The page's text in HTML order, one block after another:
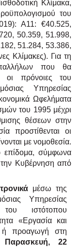
Κλίμακα,
του
Α11: €40.525,
50.359, 51.998,
51.284, 53.386,
Κλίμακες). Για τη
που θα
οι πρόνοιες του
Υπηρεσίας
Ωφελήματα
του 1995 μέχρι
θέσεων στην
προστίθενται οι
με νομοθεσία.
επίδομα, σύμφωνα
Κυβέρνηση από
μέσω της
Υπηρεσίας
ιστότοπου
«Εργασία και
ή προαγωγή στη
Παρασκευή, 22